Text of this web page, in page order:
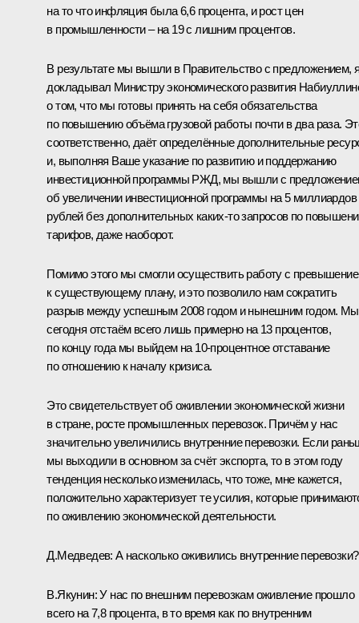
на то что инфляция была 6,6 процента, и рост цен
в промышленности – на 19 с лишним процентов.
В результате мы вышли в Правительство с предложением,
докладывал Министру экономического развития
о том, что мы готовы принять на себя обязательства
по повышению объёма грузовой работы почти в два раза.
соответственно, даёт определённые дополнительные
и, выполняя Ваше указание по развитию и поддержанию
инвестиционной программы РЖД, мы вышли с
об увеличении инвестиционной программы на 5 миллиардов
рублей без дополнительных каких‑то запросов по
тарифов, даже наоборот.
Помимо этого мы смогли осуществить работу с
к существующему плану, и это позволило нам сократить
разрыв между успешным 2008 годом и нынешним годом. Мы
сегодня отстаём всего лишь примерно на 13 процентов,
по концу года мы выйдем на 10-процентное отставание
по отношению к началу кризиса.
Это свидетельствует об оживлении экономической жизни
в стране, росте промышленных перевозок. Причём у нас
значительно увеличились внутренние перевозки. Если
мы выходили в основном за счёт экспорта, то в этом году
тенденция несколько изменилась, что тоже, мне кажется,
положительно характеризует те усилия, которые
по оживлению экономической деятельности.
Д.Медведев: А насколько оживились внутренние перевозки?
В.Якунин:У нас по внешним перевозкам оживление прошло
всего на 7,8 процента, в то время как по внутренним